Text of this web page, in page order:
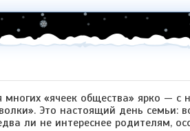
«ячеек общества» ярко — с
Это настоящий день семьи:
ли не интереснее родителям,